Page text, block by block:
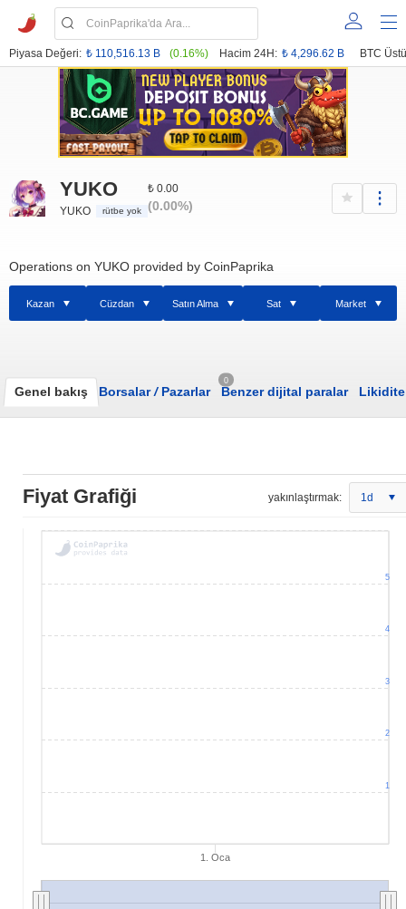
Piyasa Değeri: ₺ 110,516.13 B (0.16%) Hacim 24H: ₺ 4,296.62 B BTC
YUKO
YUKO rütbe yok
₺ 0.00
(0.00%)
Operations on YUKO provided by CoinPaprika
Kazan Cüzdan Satın Alma Sat Market
Genel bakış Borsalar/Pazarlar
0
Benzer dijital paralar Likidite
Fiyat Grafiği yakınlaştırmak: 1d
1. Oca
1
2
3
4
5